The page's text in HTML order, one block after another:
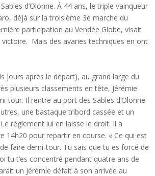
d’Olonne. À 44 ans, le triple vainqueur
déjà sur la troisième 3e marche du
participation au Vendée Globe, visait
Mais des avaries techniques en ont
jours après le départ), au grand large du
plusieurs classements en tête, Jérémie
tour. Il rentre au port des Sables d’Olonne
une bastaque tribord cassée et un
règlement lui en laisse le droit. Il a
14h20 pour repartir en course. « Ce qui est
faire demi-tour. Tu sais que tu es forcé de
tu t’es concentré pendant quatre ans de
un Jérémie défait à son arrivée au